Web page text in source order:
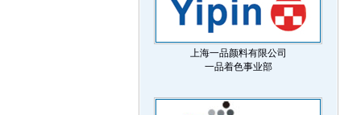
上海一品颜料有限公司
一品着色事业部